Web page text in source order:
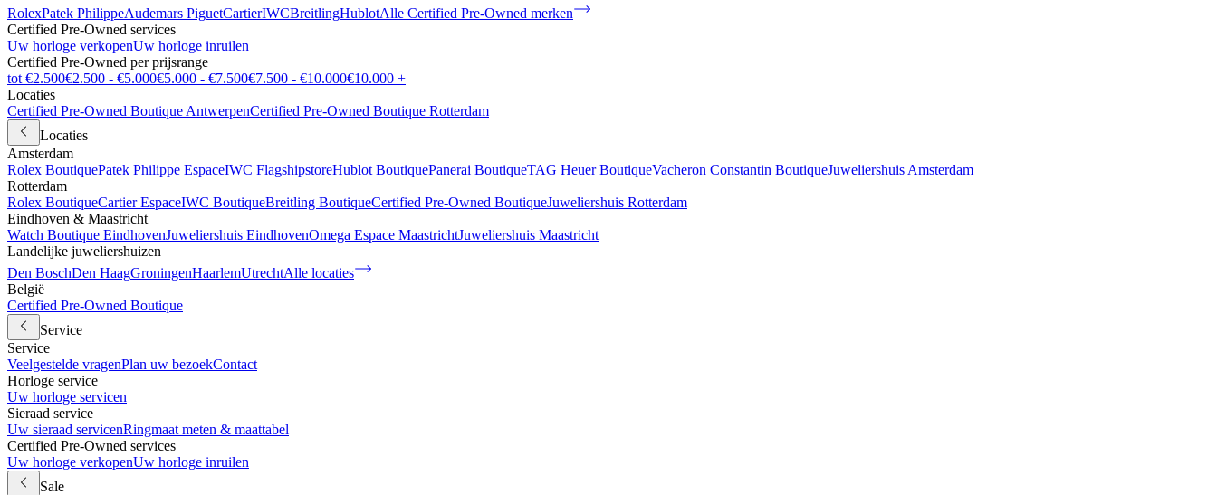
RolexPatek PhilippeAudemars PiguetCartierIWCBreitlingHublotAlle Certified Pre-Owned merken
Certified Pre-Owned services
Uw horloge verkopenUw horloge inruilen
Certified Pre-Owned per prijsrange
tot €2.500€2.500 - €5.000€5.000 - €7.500€7.500 - €10.000€10.000 +
Locaties
Certified Pre-Owned Boutique AntwerpenCertified Pre-Owned Boutique Rotterdam
Locaties
Amsterdam
Rolex BoutiquePatek Philippe EspaceIWC FlagshipstoreHublot BoutiquePanerai BoutiqueTAG Heuer BoutiqueVacheron Constantin BoutiqueJuweliershuis Amsterdam
Rotterdam
Rolex BoutiqueCartier EspaceIWC BoutiqueBreitling BoutiqueCertified Pre-Owned BoutiqueJuweliershuis Rotterdam
Eindhoven & Maastricht
Watch Boutique EindhovenJuweliershuis EindhovenOmega Espace MaastrichtJuweliershuis Maastricht
Landelijke juweliershuizen
Den BoschDen HaagGroningenHaarlemUtrechtAlle locaties
België
Certified Pre-Owned Boutique
Service
Service
Veelgestelde vragenPlan uw bezoekContact
Horloge service
Uw horloge servicen
Sieraad service
Uw sieraad servicenRingmaat meten & maattabel
Certified Pre-Owned services
Uw horloge verkopenUw horloge inruilen
Sale